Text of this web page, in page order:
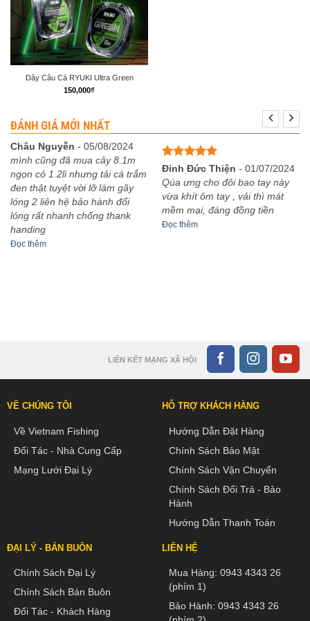
Dây Câu Cá RYUKI Ultra Green
150,000₫
ĐÁNH GIÁ MỚI NHẤT
Châu Nguyễn - 05/08/2024
mình cũng đã mua cây 8.1m
ngọn có 1.2li nhưng tải cá trắm
đen thật tuyệt vời lỡ làm gãy
lóng 2 liên hệ bảo hành đổi
lóng rất nhanh chống thank
handing
Đọc thêm
Được xếp
hạng
sao
Đinh Đức Thiện - 01/07/2024
Qúa ưng cho đôi bao tay này
vừa khít ôm tay , vải thì mát
mềm mại, đáng đồng tiền
Đọc thêm
LIÊN KẾT MẠNG XÃ HỘI
VỀ CHÚNG TÔI
Về Vietnam Fishing
Đối Tác - Nhà Cung Cấp
Mạng Lưới Đại Lý
HỖ TRỢ KHÁCH HÀNG
Hướng Dẫn Đặt Hàng
Chính Sách Bảo Mật
Chính Sách Vận Chuyển
Chính Sách Đổi Trả - Bảo
Hành
Hướng Dẫn Thanh Toán
ĐẠI LÝ - BÁN BUÔN
Chính Sách Đại Lý
Chính Sách Bán Buôn
Đối Tác - Khách Hàng
LIÊN HỆ
Mua Hàng: 0943 4343 26
(phím 1)
Bảo Hành: 0943 4343 26